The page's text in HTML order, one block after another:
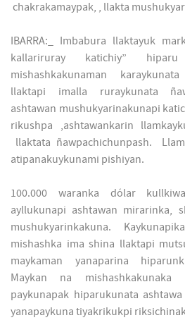
chakrakamaypak, , llakta
IBARRA:_ Imbabura llaktayuk
kallariruray katichiy”
mishashkakunaman
llaktapi imalla ruraykunata
ashtawan mushukyarinakunapi
rikushpa ,ashtawankarin
llaktata ñawpachichunpash.
atipanakuykunami pishiyan.
100.000 waranka dólar
ayllukunapi ashtawan mirarinka,
mushukyarinkakuna.
mishashka ima shina llaktapi
maykaman yanaparina
Maykan na mishashkakunaka
paykunapak hiparukunata
yanapaykuna tiyakrikukpi